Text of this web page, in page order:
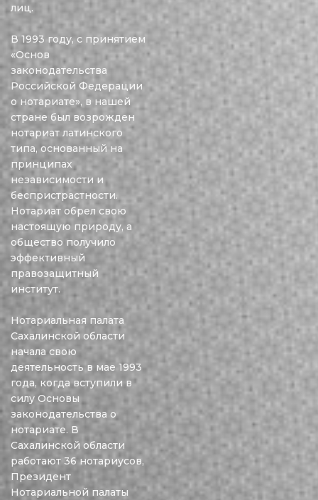
лиц.
В 1993 году, с принятием
«Основ
законодательства
Российской Федерации
о нотариате», в нашей
стране был возрожден
нотариат латинского
типа, основанный на
принципах
независимости и
беспристрастности.
Нотариат обрел свою
настоящую природу, а
общество получило
эффективный
правозащитный
институт.
Нотариальная палата
Сахалинской области
начала свою
деятельность в мае 1993
года, когда вступили в
силу Основы
законодательства о
нотариате. В
Сахалинской области
работают 36 нотариусов,
Президент
Нотариальной палаты